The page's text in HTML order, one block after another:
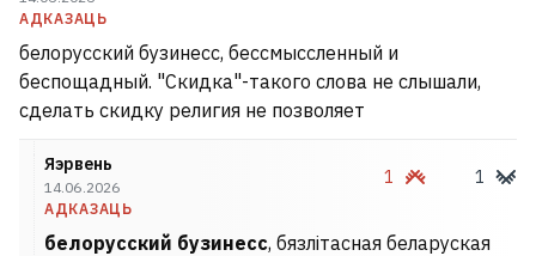
АДКАЗАЦЬ
белорусский бузинесс, бессмыссленный и
беспощадный. "Скидка"-такого слова не слышали,
сделать скидку религия не позволяет
Яэрвень
14.06.2026
АДКАЗАЦЬ
1 1
белорусский бузинесс, бязлітасная беларуская